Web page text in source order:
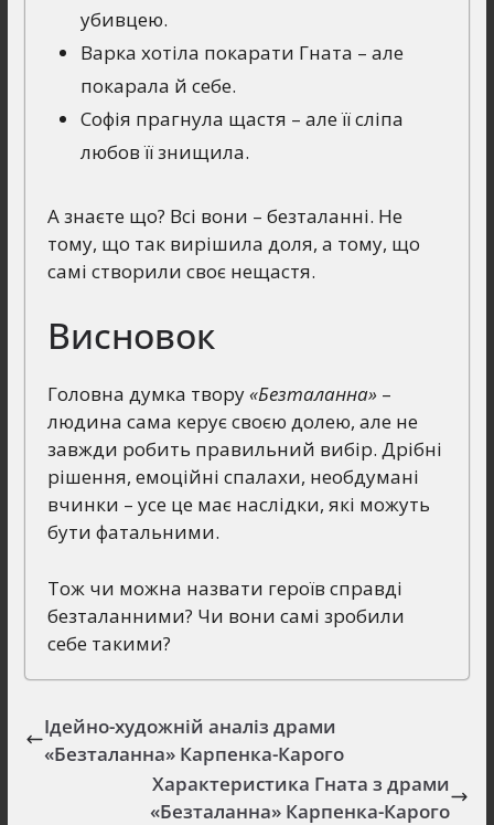
убивцею.
Варка хотіла покарати Гната – але
покарала й себе.
Софія прагнула щастя – але її сліпа
любов її знищила.
А знаєте що? Всі вони – безталанні. Не
тому, що так вирішила доля, а тому, що
самі створили своє нещастя.
Висновок
Головна думка твору«Безталанна»–
людина сама керує своєю долею, але не
завжди робить правильний вибір. Дрібні
рішення, емоційні спалахи, необдумані
вчинки – усе це має наслідки, які можуть
бути фатальними.
Тож чи можна назвати героїв справді
безталанними? Чи вони самі зробили
себе такими?
Ідейно-художній аналіз драми
«Безталанна» Карпенка-Карого
Характеристика Гната з драми
«Безталанна» Карпенка-Карого